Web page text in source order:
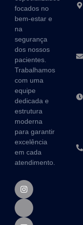
focados no
bem-estar e
na
segurança
dos nossos
pacientes.
Trabalhamos
com uma
equipe
dedicada e
estrutura
moderna
para garantir
excelência
em cada
atendimento.